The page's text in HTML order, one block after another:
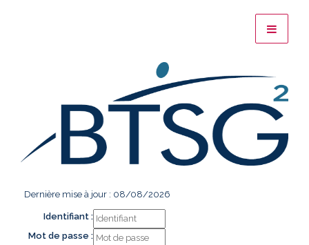
Dernière mise à jour : 08/08/2026
Identifiant :
Mot de passe :